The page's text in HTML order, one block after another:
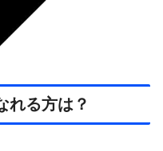
れる方は？